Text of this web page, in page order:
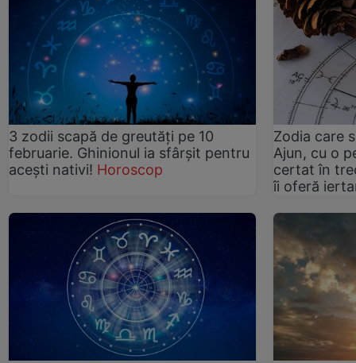
3 zodii scapă de greutăți pe 10
februarie. Ghinionul ia sfârșit pentru
acești nativi! Horoscop
Zodia care
Ajun, cu o
certat în
îi oferă